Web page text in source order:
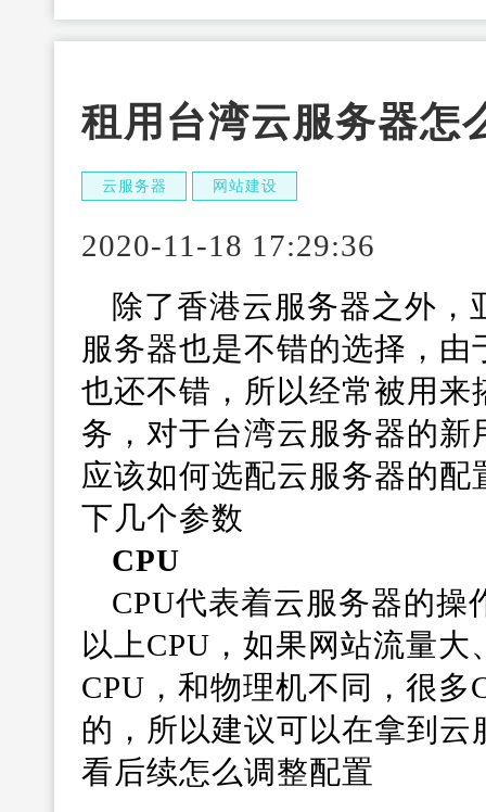
租用台湾云服务器怎
云服务器 网站建设
2020-11-18 17:29:36
除了香港云服务器之外
服务器也是不错的选择，
也还不错，所以经常被用
务，对于台湾云服务器的
应该如何选配云服务器的
下几个参数
CPU
CPU代表着云服务器的
以上CPU，如果网站流量
CPU，和物理机不同，很
的，所以建议可以在拿到
看后续怎么调整配置